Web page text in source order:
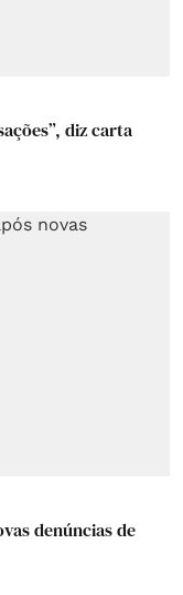
diz carta
denúncias de